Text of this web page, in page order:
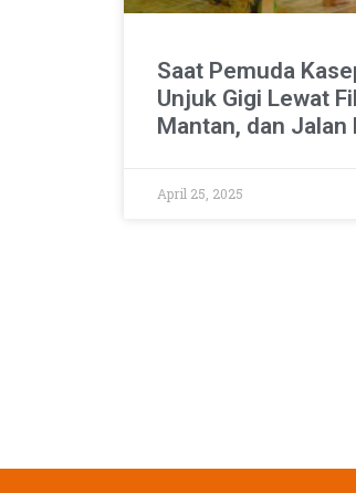
Saat Pemuda
Unjuk Gigi Lewat
Mantan, dan Jalan
April 25, 2025